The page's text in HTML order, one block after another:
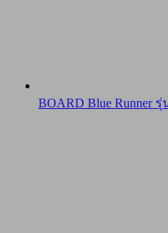
BOARD Blue Runner รุ่